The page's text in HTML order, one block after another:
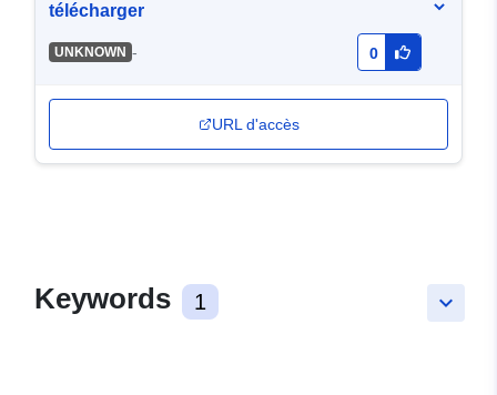
télécharger
UNKNOWN - 0
URL d'accès
keyboard_arrow_down
Keywords 1